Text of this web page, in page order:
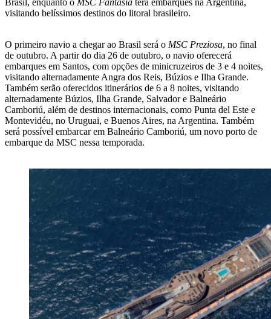
Brasil, enquanto o MSC Fantasia terá embarques na Argentina,
visitando belíssimos destinos do litoral brasileiro.
O primeiro navio a chegar ao Brasil será o MSC Preziosa, no final
de outubro. A partir do dia 26 de outubro, o navio oferecerá
embarques em Santos, com opções de minicruzeiros de 3 e 4 noites,
visitando alternadamente Angra dos Reis, Búzios e Ilha Grande.
Também serão oferecidos itinerários de 6 a 8 noites, visitando
alternadamente Búzios, Ilha Grande, Salvador e Balneário
Camboriú, além de destinos internacionais, como Punta del Este e
Montevidéu, no Uruguai, e Buenos Aires, na Argentina. Também
será possível embarcar em Balneário Camboriú, um novo porto de
embarque da MSC nessa temporada.